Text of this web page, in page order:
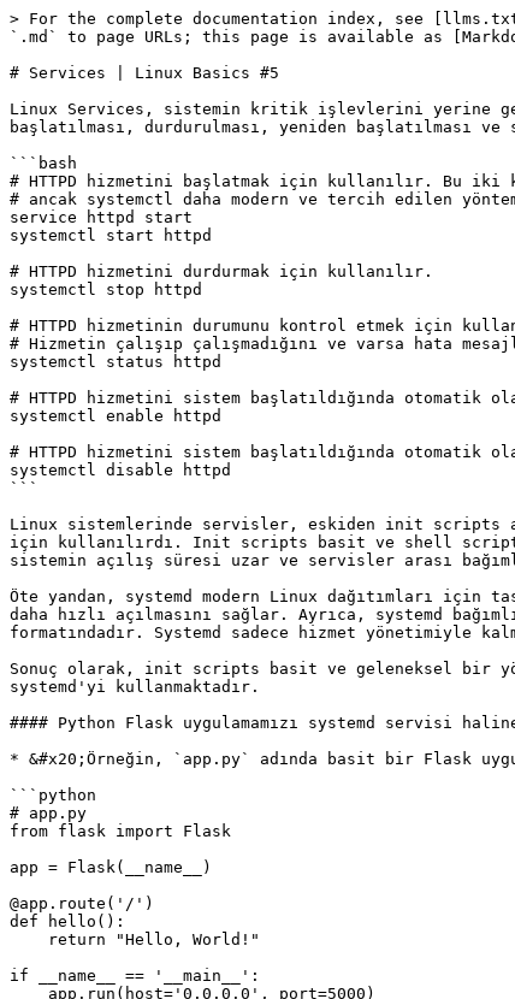
> For the complete documentation index, see
`.md` to page URLs; this page is available as
# Services | Linux Basics #5
Linux Services, sistemin kritik işlevlerini yerine
başlatılması, durdurulması, yeniden başlatılması
```bash
# HTTPD hizmetini başlatmak için kullanılır. Bu iki
# ancak systemctl daha modern ve tercih edilen
service httpd start
systemctl start httpd
# HTTPD hizmetini durdurmak için kullanılır.
systemctl stop httpd
# HTTPD hizmetinin durumunu kontrol etmek için
# Hizmetin çalışıp çalışmadığını ve varsa hata
systemctl status httpd
# HTTPD hizmetini sistem başlatıldığında otomatik
systemctl enable httpd
# HTTPD hizmetini sistem başlatıldığında otomatik
systemctl disable httpd
```
Linux sistemlerinde servisler, eskiden init scripts
için kullanılırdı. Init scripts basit ve shell script
sistemin açılış süresi uzar ve servisler arası
Öte yandan, systemd modern Linux dağıtımları
daha hızlı açılmasını sağlar. Ayrıca, systemd
formatındadır. Systemd sadece hizmet yönetimiyle
Sonuç olarak, init scripts basit ve geleneksel bir
systemd'yi kullanmaktadır.
#### Python Flask uygulamamızı systemd servisi
* &#x20;Örneğin, `app.py` adında basit bir Flask
```python
# app.py
from flask import Flask
app = Flask(__name__)
@app.route('/')
def hello():
if __name__ == '__main__':